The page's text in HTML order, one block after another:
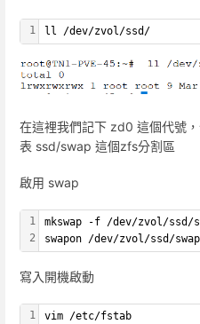
1 ll /dev/zvol/ssd/
在這裡我們記下 zd0 這個代號
表 ssd/swap 這個zfs分割區
啟用 swap
1
2
mkswap -f /dev/zvol/ssd/
swapon /dev/zvol/ssd/swap
寫入開機啟動
1 vim /etc/fstab